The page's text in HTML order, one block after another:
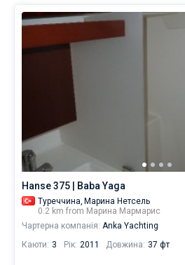
Hanse 375 | Baba Yaga
Туреччина, Марина Нетсель
0.2 km from Марина Мармарис
Чартерна компанія: Anka Yachting
Каюти: 3 Рік: 2011 Довжина: 37 фт